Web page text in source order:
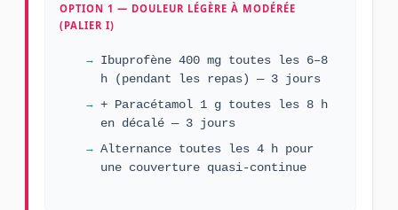
OPTION 1 — DOULEUR LÉGÈRE À MODÉRÉE
(PALIER I)
Ibuprofène 400 mg toutes les 6–8
h (pendant les repas) — 3 jours
+ Paracétamol 1 g toutes les 8 h
en décalé — 3 jours
Alternance toutes les 4 h pour
une couverture quasi-continue